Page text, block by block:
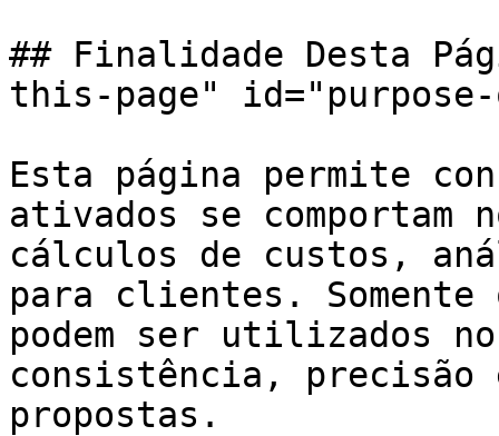
## Finalidade Desta
this-page"
Esta página permite
ativados se comportam
cálculos de custos,
para clientes.
podem ser utilizados
consistência,
propostas.